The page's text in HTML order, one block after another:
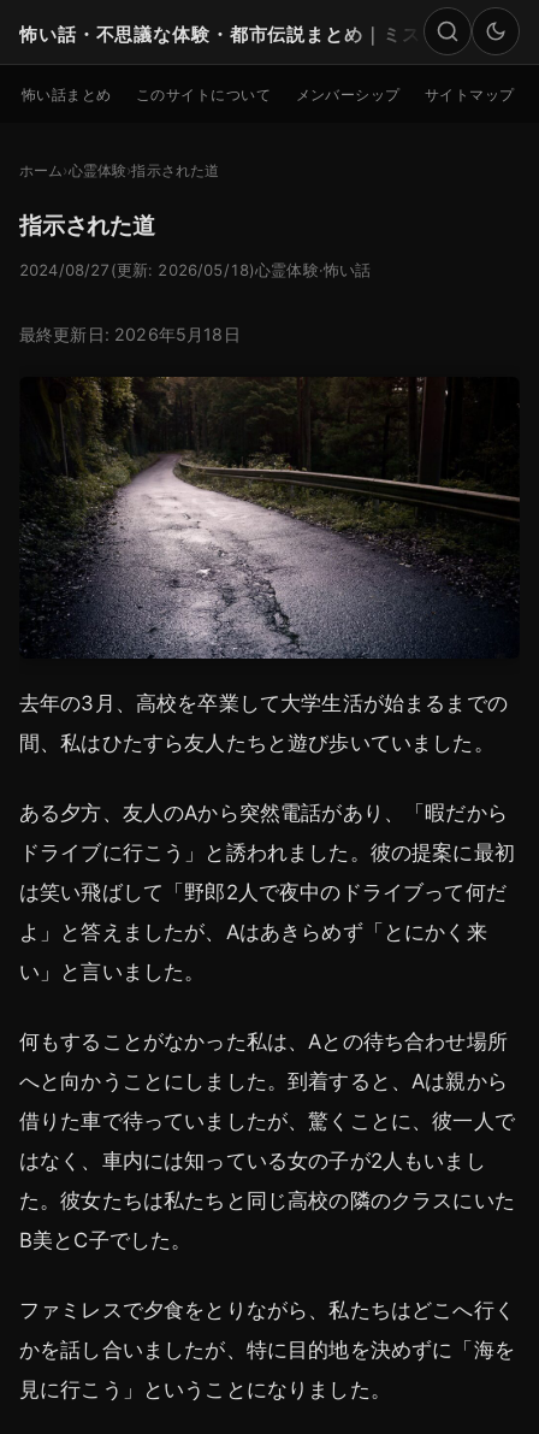
怖い話・不思議な体験・都市伝説まとめ｜ミステリー
検索
怖い話まとめ このサイトについて メンバーシップ サイトマップ
ホーム 心霊体験 指示された道
指示された道
2024/08/27 (更新: 2026/05/18)心霊体験·怖い話
最終更新日: 2026年5月18日
去年の3月、高校を卒業して大学生活が始まるまでの
間、私はひたすら友人たちと遊び歩いていました。
ある夕方、友人のAから突然電話があり、「暇だから
ドライブに行こう」と誘われました。彼の提案に最初
は笑い飛ばして「野郎2人で夜中のドライブって何だ
よ」と答えましたが、Aはあきらめず「とにかく来
い」と言いました。
何もすることがなかった私は、Aとの待ち合わせ場所
へと向かうことにしました。到着すると、Aは親から
借りた車で待っていましたが、驚くことに、彼一人で
はなく、車内には知っている女の子が2人もいまし
た。彼女たちは私たちと同じ高校の隣のクラスにいた
B美とC子でした。
ファミレスで夕食をとりながら、私たちはどこへ行く
かを話し合いましたが、特に目的地を決めずに「海を
見に行こう」ということになりました。